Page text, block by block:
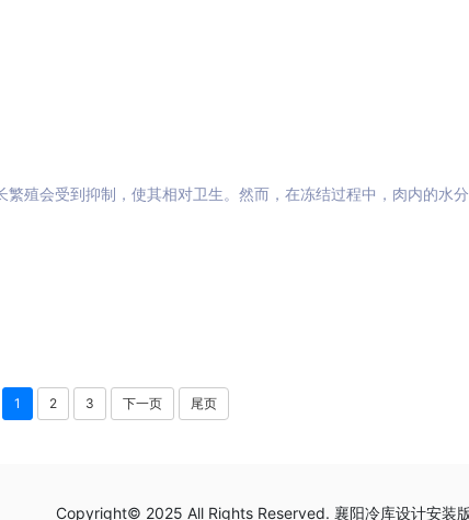
殖会受到抑制，使其相对卫生。然而，在冻结过程中，肉内的水
1 2 3 下一页 尾页
Copyright© 2025 All Rights Reserved. 襄阳冷库设计安装